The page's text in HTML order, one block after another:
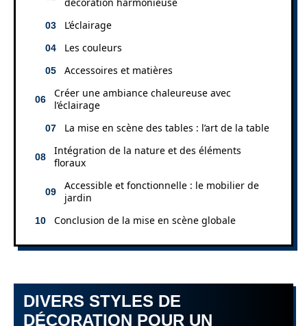
L’éclairage
Les couleurs
Accessoires et matières
Créer une ambiance chaleureuse avec
l’éclairage
La mise en scène des tables : l’art de la table
Intégration de la nature et des éléments
floraux
Accessible et fonctionnelle : le mobilier de
jardin
Conclusion de la mise en scène globale
DIVERS STYLES DE
DÉCORATION POUR UN